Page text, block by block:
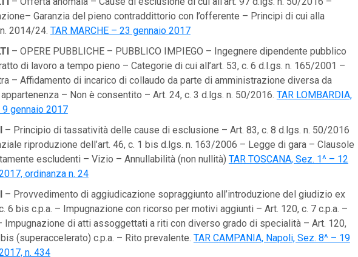
Garanzia del pieno contraddittorio con l’offerente – Principi di cui alla
2014/24. TAR MARCHE – 23 gennaio 2017
– OPERE PUBBLICHE – PUBBLICO IMPIEGO – Ingegnere dipendente pubblico
di lavoro a tempo pieno – Categorie di cui all’art. 53, c. 6 d.l.gs. n. 165/2001 –
– Affidamento di incarico di collaudo da parte di amministrazione diversa da
– Non è consentito – Art. 24, c. 3 d.lgs. n. 50/2016. TAR LOMBARDIA,
9 gennaio 2017
– Principio di tassatività delle cause di esclusione – Art. 83, c. 8 d.lgs. n. 50/2016
riproduzione dell’art. 46, c. 1 bis d.lgs. n. 163/2006 – Legge di gara – Clausole
escludenti – Vizio – Annullabilità (non nullità) TAR TOSCANA, Sez. 1^ – 12
ordinanza n. 24
– Provvedimento di aggiudicazione sopraggiunto all’introduzione del giudizio ex
6 bis c.p.a. – Impugnazione con ricorso per motivi aggiunti – Art. 120, c. 7 c.p.a. –
Impugnazione di atti assoggettati a riti con diverso grado di specialità – Art. 120,
(superaccelerato) c.p.a. – Rito prevalente. TAR CAMPANIA, Napoli, Sez. 8^ – 19
n. 434